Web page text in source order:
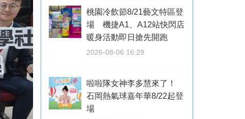
桃園冷飲節8/21藝文特區登
場 機捷A1、A12站快閃店
暖身活動即日搶先開跑
2026-08-06 16:29
啦啦隊女神李多慧來了！
石岡熱氣球嘉年華8/22起登
場